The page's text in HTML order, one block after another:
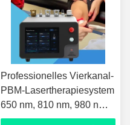
Professionelles Vierkanal-
PBM-Lasertherapiesystem
650 nm, 810 nm, 980 nm,
1064 nm, LLLT-